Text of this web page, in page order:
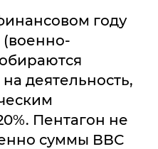
году
деятельность,
Пентагон не
суммы ВВС